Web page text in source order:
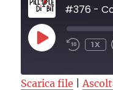
#376 -
PLAY
EPISODE
1X
Scarica file |